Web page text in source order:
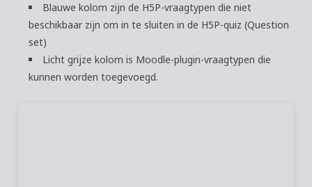
Blauwe kolom zijn de H5P-vraagtypen die niet
beschikbaar zijn om in te sluiten in de H5P-quiz (Question
set)
Licht grijze kolom is Moodle-plugin-vraagtypen die
kunnen worden toegevoegd.